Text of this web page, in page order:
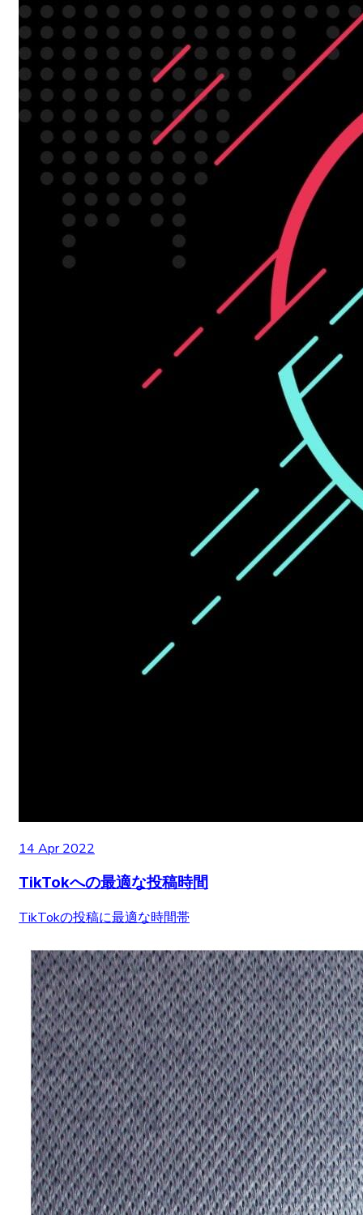
14 Apr 2022
TikTokへの最適な投稿時間
TikTokの投稿に最適な時間帯